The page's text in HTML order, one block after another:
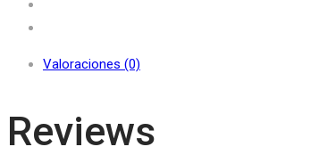
Valoraciones (0)
Reviews